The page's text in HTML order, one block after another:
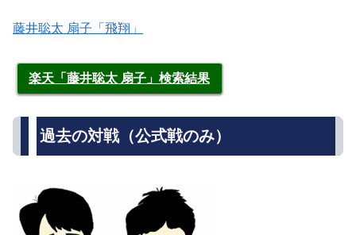
藤井聡太 扇子「飛翔」
楽天「藤井聡太 扇子」検索結果
過去の対戦（公式戦のみ）